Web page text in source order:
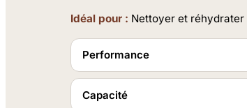
Idéal pour : Nettoyer et
Performance
Capacité